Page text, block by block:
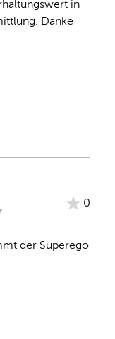
in
Danke
0
der Superego